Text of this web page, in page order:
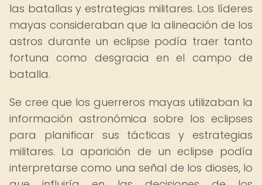
las batallas y estrategias militares. Los líderes
mayas consideraban que la alineación de los
astros durante un eclipse podía traer tanto
fortuna como desgracia en el campo de
batalla.
Se cree que los guerreros mayas utilizaban la
información astronómica sobre los eclipses
para planificar sus tácticas y estrategias
militares. La aparición de un eclipse podía
interpretarse como una señal de los dioses, lo